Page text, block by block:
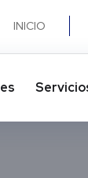
INICIO